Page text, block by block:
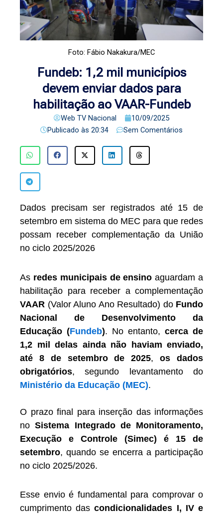
Foto: Fábio Nakakura/MEC
Fundeb: 1,2 mil municípios
devem enviar dados para
habilitação ao VAAR-Fundeb
Web TV Nacional
10/09/2025
Publicado às 20:34 Sem Comentários
Dados precisam ser registrados até 15 de
setembro em sistema do MEC para que redes
possam receber complementação da União
no ciclo 2025/2026
As redes municipais de ensinoaguardam a
habilitação para receber a complementação
VAAR (Valor Aluno Ano Resultado) do Fundo
Nacional de Desenvolvimento da
Educação (Fundeb). No entanto, cerca de
1,2 mil delas ainda não haviam enviado,
até 8 de setembro de 2025,os dados
obrigatórios, segundo levantamento do
Ministério da Educação (MEC).
O prazo final para inserção das informações
noSistema Integrado de Monitoramento,
Execução e Controle (Simec)
é 15 de
setembro, quando se encerra a participação
no ciclo 2025/2026.
Esse envio é fundamental para comprovar o
cumprimento das condicionalidades I, IV e